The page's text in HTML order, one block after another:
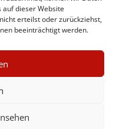
dieser Website
erteilst oder zurückziehst,
beeinträchtigt werden.
2015 - 2026
kostenlos
Wochen